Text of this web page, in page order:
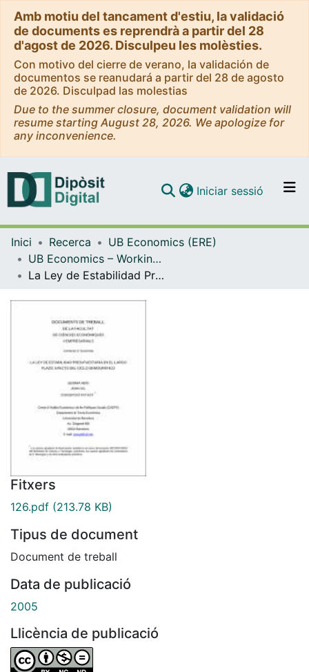
Amb motiu del tancament d'estiu, la validació
de documents es reprendrà a partir del 28
d'agost de 2026. Disculpeu les molèsties.
Con motivo del cierre de verano, la validación de
documentos se reanudará a partir del 28 de agosto
de 2026. Disculpad las molestias
Due to the summer closure, document validation will
resume starting August 28, 2026. We apologize for
any inconvenience.
Navega per tot el DD
Com publicar
Contacte
Iniciar sessió (current)
Inici Recerca
UB Economics (ERE)
UB Economics – Working Papers [ERE]
La Ley de Estabilidad Presupuestaria en el largo plazo: efecto del ciclo demográfico
Fitxers
126.pdf (213.78 KB)
Tipus de document
Document de treball
Data de publicació
2005
Llicència de publicació